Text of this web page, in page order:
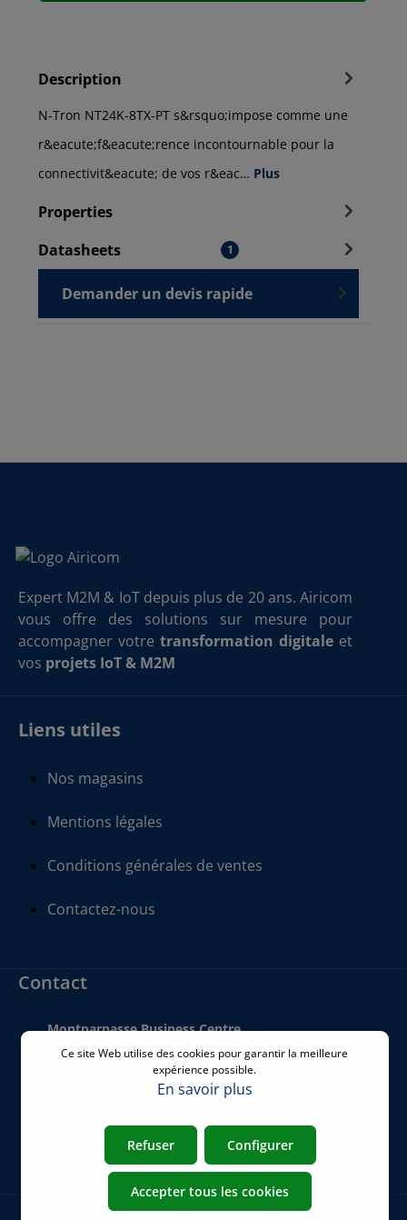
Description
N-Tron NT24K-8TX-PT s&rsquo;impose comme une
r&eacute;f&eacute;rence incontournable pour la
connectivit&eacute; de vos r&eac… Plus
Properties
Datasheets
1
Demander un devis rapide
Expert M2M & IoT depuis plus de 20 ans. Airicom
vous offre des solutions sur mesure pour
accompagner votre transformation digitale et
vos projets IoT & M2M
Liens utiles
Nos magasins
Mentions légales
Conditions générales de ventes
Contactez-nous
Contact
Montparnasse Business Centre
140 bis Rue de Rennes
Téléphone:+33 01 77 62 46 24
commercial@airicom.fr
Ce site Web utilise des cookies pour garantir la meilleure
expérience possible.
En savoir plus
Refuser Configurer
Accepter tous les cookies